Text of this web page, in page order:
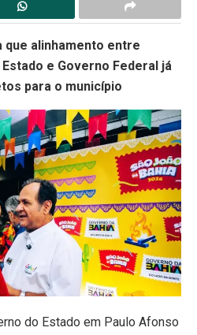
que alinhamento entre
e Governo Federal já
para o município
do Estado em Paulo Afonso